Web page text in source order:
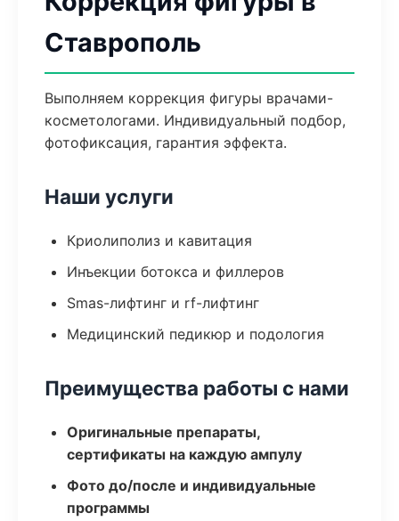
Ставрополь
Выполняем коррекция фигуры врачами-
косметологами. Индивидуальный подбор,
фотофиксация, гарантия эффекта.
Наши услуги
Криолиполиз и кавитация
Инъекции ботокса и филлеров
Smas-лифтинг и rf-лифтинг
Медицинский педикюр и подология
Преимущества работы с нами
Оригинальные препараты,
сертификаты на каждую ампулу
Фото до/после и индивидуальные
программы